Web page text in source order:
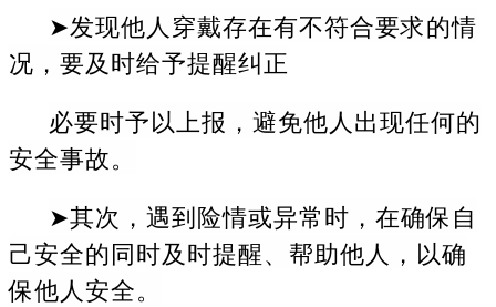
➤发现他人穿戴存在有不符合要求的情
况，要及时给予提醒纠正
必要时予以上报，避免他人出现任何的
安全事故。
➤其次，遇到险情或异常时，在确保自
己安全的同时及时提醒、帮助他人，以确
保他人安全。